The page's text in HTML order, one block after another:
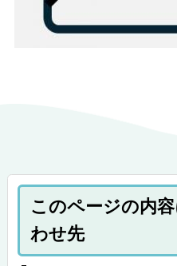
このページの内
わせ先